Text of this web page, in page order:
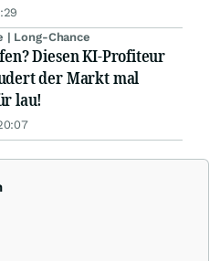
| Long-Chance
Diesen KI-Profiteur
der Markt mal
lau!